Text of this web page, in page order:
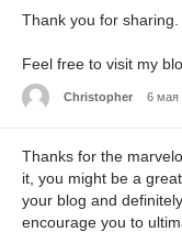
Thank you for sharing.
Feel free to visit my
Christopher 6 мая
Thanks for the
it, you might be a
your blog and
encourage you to